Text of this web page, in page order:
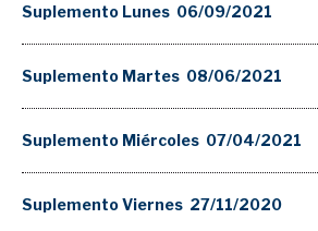
Suplemento Lunes 06/09/2021
Suplemento Martes 08/06/2021
Suplemento Miércoles 07/04/2021
Suplemento Viernes 27/11/2020